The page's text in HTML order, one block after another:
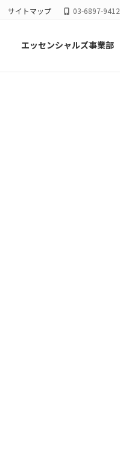
サイトマップ 03-6897-9412
エッセンシャルズ事業部